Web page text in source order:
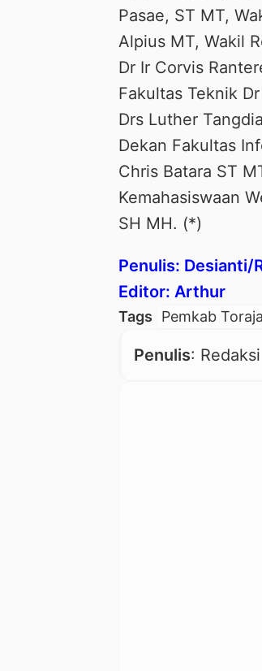
Pasae, ST MT,
Alpius MT, Wakil
Dr Ir Corvis
Fakultas Teknik
Drs Luther
Dekan Fakultas
Chris Batara ST
Kemahasiswaan
SH MH. (*)
Penulis: Desianti/
Editor: Arthur
Tags Pemkab
Penulis: Redaksi